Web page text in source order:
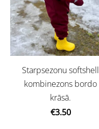
Starpsezonu softshell
kombinezons bordo
krāsā.
€3.50